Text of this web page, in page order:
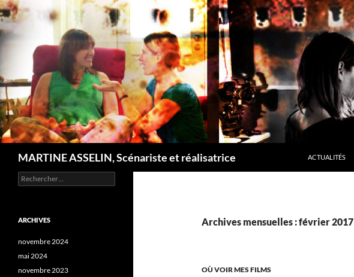
MARTINE ASSELIN, Scénariste et réalisatrice
ACTUALITÉS
Archives mensuelles : février 2017
OÙ VOIR MES FILMS
Rechercher :
ARCHIVES
novembre 2024
mai 2024
novembre 2023